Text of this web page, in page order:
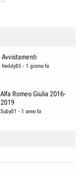
Avvistamenti
freddy85 - 1 giorno fa
Alfa Romeo Giulia 2016-
2019
Suby01 - 1 anno fa